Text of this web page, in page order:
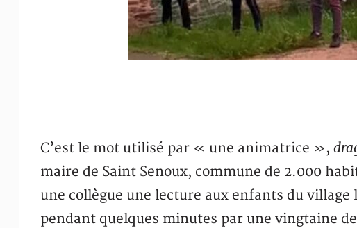
C’est le mot utilisé par « une animatrice »,
maire de Saint Senoux, commune de 2.000
une collègue une lecture aux enfants du
pendant quelques minutes par une vingtaine